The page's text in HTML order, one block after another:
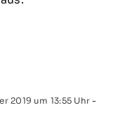
2019 um 13:55 Uhr-